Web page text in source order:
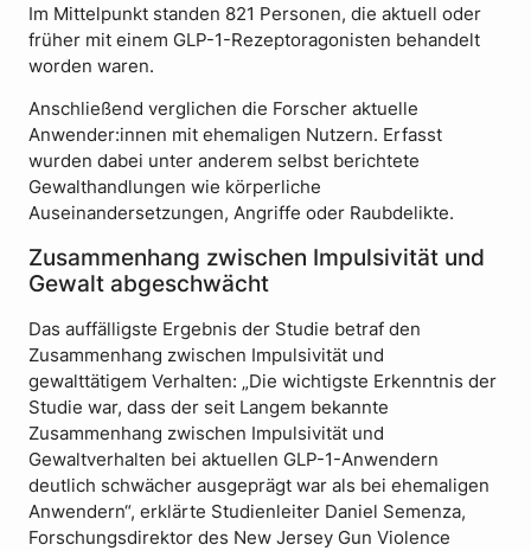
Im Mittelpunkt standen 821 Personen, die aktuell oder
früher mit einem GLP-1-Rezeptoragonisten behandelt
worden waren.
Anschließend verglichen die Forscher aktuelle
Anwender:innen mit ehemaligen Nutzern. Erfasst
wurden dabei unter anderem selbst berichtete
Gewalthandlungen wie körperliche
Auseinandersetzungen, Angriffe oder Raubdelikte.
Zusammenhang zwischen Impulsivität und
Gewalt abgeschwächt
Das auffälligste Ergebnis der Studie betraf den
Zusammenhang zwischen Impulsivität und
gewalttätigem Verhalten: „Die wichtigste Erkenntnis der
Studie war, dass der seit Langem bekannte
Zusammenhang zwischen Impulsivität und
Gewaltverhalten bei aktuellen GLP-1-Anwendern
deutlich schwächer ausgeprägt war als bei ehemaligen
Anwendern“, erklärte Studienleiter Daniel Semenza,
Forschungsdirektor des New Jersey Gun Violence